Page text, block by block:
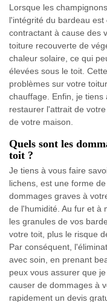
Lorsque les
l'intégrité du bardeau
contractant à cause des
toiture recouverte de
chaleur solaire, ce qui
élevées sous le toit.
problèmes sur votre
chauffage. Enfin, je
restaurer l'attrait de
de votre maison.
Quels sont les
toit ?
Je tiens à vous faire
lichens, est une forme
dommages graves à
de l'humidité. Au fur et à
les granules de vos
votre toit, plus le risque
Par conséquent,
avec soin, en prenant
peux vous assurer que
causer de dommages à
rapidement un devis